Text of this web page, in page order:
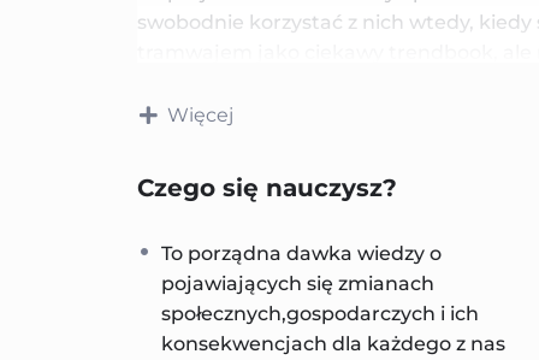
swobodnie korzystać z nich wtedy,
Możliwości ich użycia jest wiele, my
w fazie identyfikacji, ideacji i
Więcej
Czego się nauczysz?
To porządna dawka wiedzy o
pojawiających się zmianach
społecznych,gospodarczych i ich
konsekwencjach dla każdego z nas